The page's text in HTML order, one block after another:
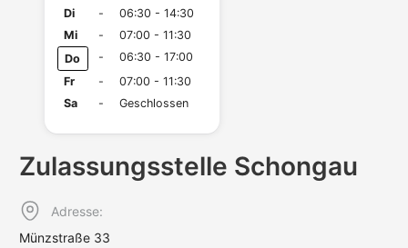
Di
-
06:30 - 14:30
Mi
-
07:00 - 11:30
Do
-
06:30 - 17:00
Fr
-
07:00 - 11:30
Sa
- Geschlossen
Zulassungs­stelle Schongau
Adresse:
Münzstraße 33